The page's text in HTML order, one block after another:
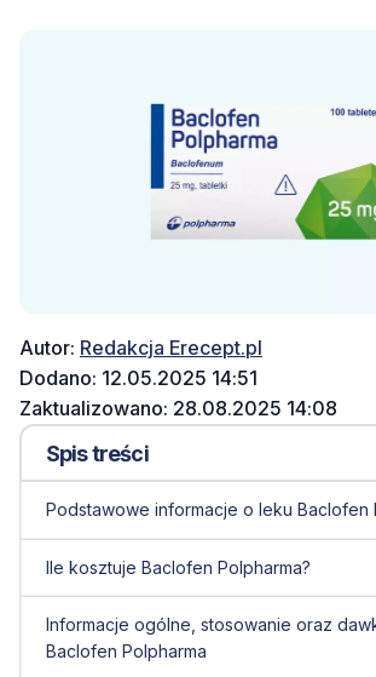
Autor: Redakcja Erecept.pl
Dodano: 12.05.2025 14:51
Zaktualizowano: 28.08.2025 14:08
Spis treści
Podstawowe informacje o leku Baclofen
Ile kosztuje Baclofen Polpharma?
Informacje ogólne, stosowanie oraz
Baclofen Polpharma